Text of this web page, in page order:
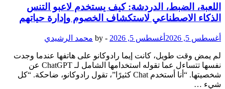
اللعبة، الضبط، الدردشة: كيف يستخدم لاعبو التنس
الذكاء الاصطناعي لاستكشاف الخصوم وإدارة حياتهم
أغسطس 5, 2026 أغسطس 5, 2026 -
by محمد الرشيدي
لم يمض وقت طويل، كانت إيما رادوكانو على هاتفها عندما وجدت
نفسها تتساءل عما تقوله استخدامها الشامل لـ ChatGPT عن
شخصيتها. “أنا أستخدم Chat كثيرًا”، تقول رادوكانو، ضاحكة. “كل
شيء …